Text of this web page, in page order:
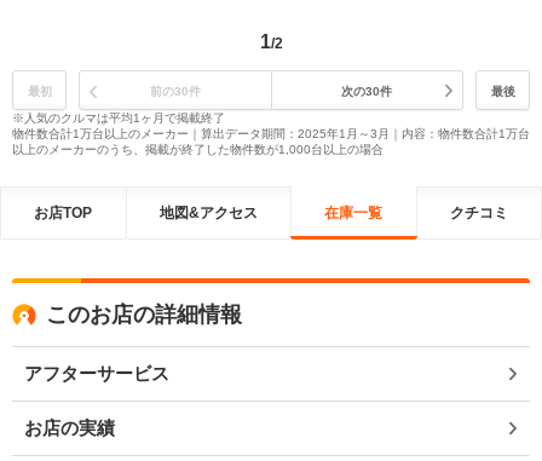
1/2
最初 前の30件 次の30件
最後
※人気のクルマは平均1ヶ月で掲載終了
物件数合計1万台以上のメーカー｜算出データ期間：2025年1月～3月｜内容：物件数合計1万台
以上のメーカーのうち、掲載が終了した物件数が1,000台以上の場合
お店TOP 地図&アクセス 在庫一覧 クチコミ
このお店の詳細情報
アフターサービス
お店の実績